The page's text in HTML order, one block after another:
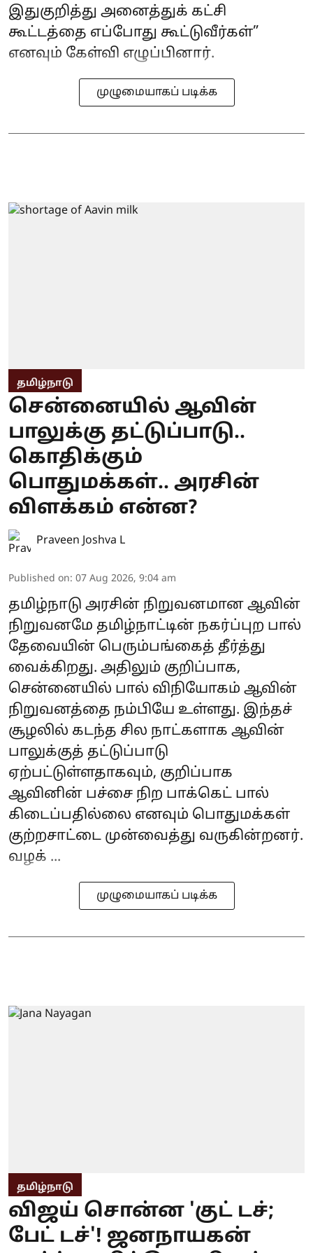
இதுகுறித்து அனைத்துக் கட்சி
கூட்டத்தை எப்போது கூட்டுவீர்கள்”
எனவும் கேள்வி எழுப்பினார்.
முழுமையாகப் படிக்க
தமிழ்நாடு
சென்னையில் ஆவின்
பாலுக்கு தட்டுப்பாடு..
கொதிக்கும்
பொதுமக்கள்.. அரசின்
விளக்கம் என்ன?
Praveen Joshva L
Published on: 07 Aug 2026, 9:04 am
தமிழ்நாடு அரசின் நிறுவனமான ஆவின்
நிறுவனமே தமிழ்நாட்டின் நகர்ப்புற பால்
தேவையின் பெரும்பங்கைத் தீர்த்து
வைக்கிறது. அதிலும் குறிப்பாக,
சென்னையில் பால் விநியோகம் ஆவின்
நிறுவனத்தை நம்பியே உள்ளது. இந்தச்
சூழலில் கடந்த சில நாட்களாக ஆவின்
பாலுக்குத் தட்டுப்பாடு
ஏற்பட்டுள்ளதாகவும், குறிப்பாக
ஆவினின் பச்சை நிற‌ பாக்கெட் பால்
கிடைப்பதில்லை எனவும் பொதுமக்கள்
குற்றசாட்டை முன்வைத்து வருகின்றனர்.
வழக் ...
முழுமையாகப் படிக்க
தமிழ்நாடு
விஜய் சொன்ன 'குட் டச்;
பேட் டச்'! ஜனநாயகன்